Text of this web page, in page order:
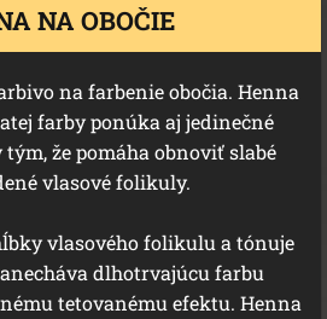
NA OBOČIE
na farbenie obočia. Henna
farby ponúka aj jedinečné
že pomáha obnoviť slabé
vlasové folikuly.
vlasového folikulu a tónuje
dlhotrvajúcu farbu
tetovanému efektu. Henna